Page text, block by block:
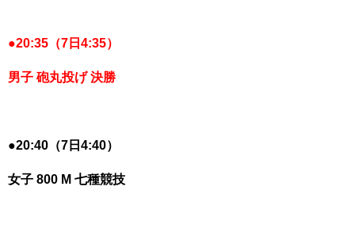
●20:35（7日4:35）
男子 砲丸投げ 決勝
●20:40（7日4:40）
女子 800 M 七種競技